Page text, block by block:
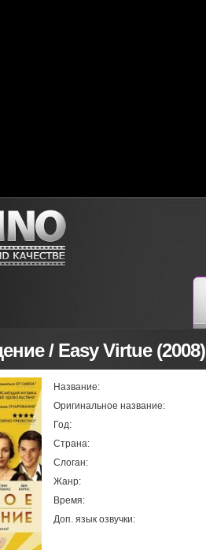
/ Easy Virtue (2008)
Название:
Оригинальное название:
Год:
Страна:
Слоган:
Жанр:
Время:
Доп. язык озвучки: